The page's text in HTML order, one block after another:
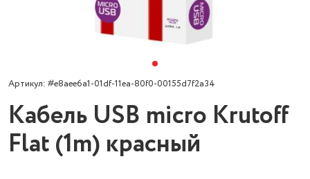
Артикул: #e8aee6a1-01df-11ea-80f0-00155d7f2a34
Кабель USB micro Krutoff
Flat (1m) красный